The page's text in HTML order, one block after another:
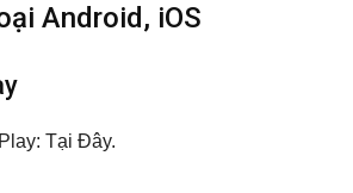
Android, iOS
Tại Đây.